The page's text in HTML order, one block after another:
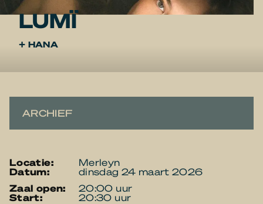
LUMÏ
+ HANA
ARCHIEF
locatie: Merleyn
datum:
dinsdag 24 maart 2026
zaal open:
20:00 uur
start: 20:30 uur